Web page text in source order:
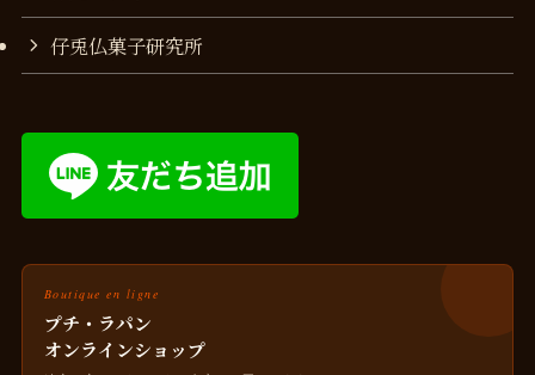
仔兎仏菓子研究所
Boutique en ligne
プチ・ラパン
オンラインショップ